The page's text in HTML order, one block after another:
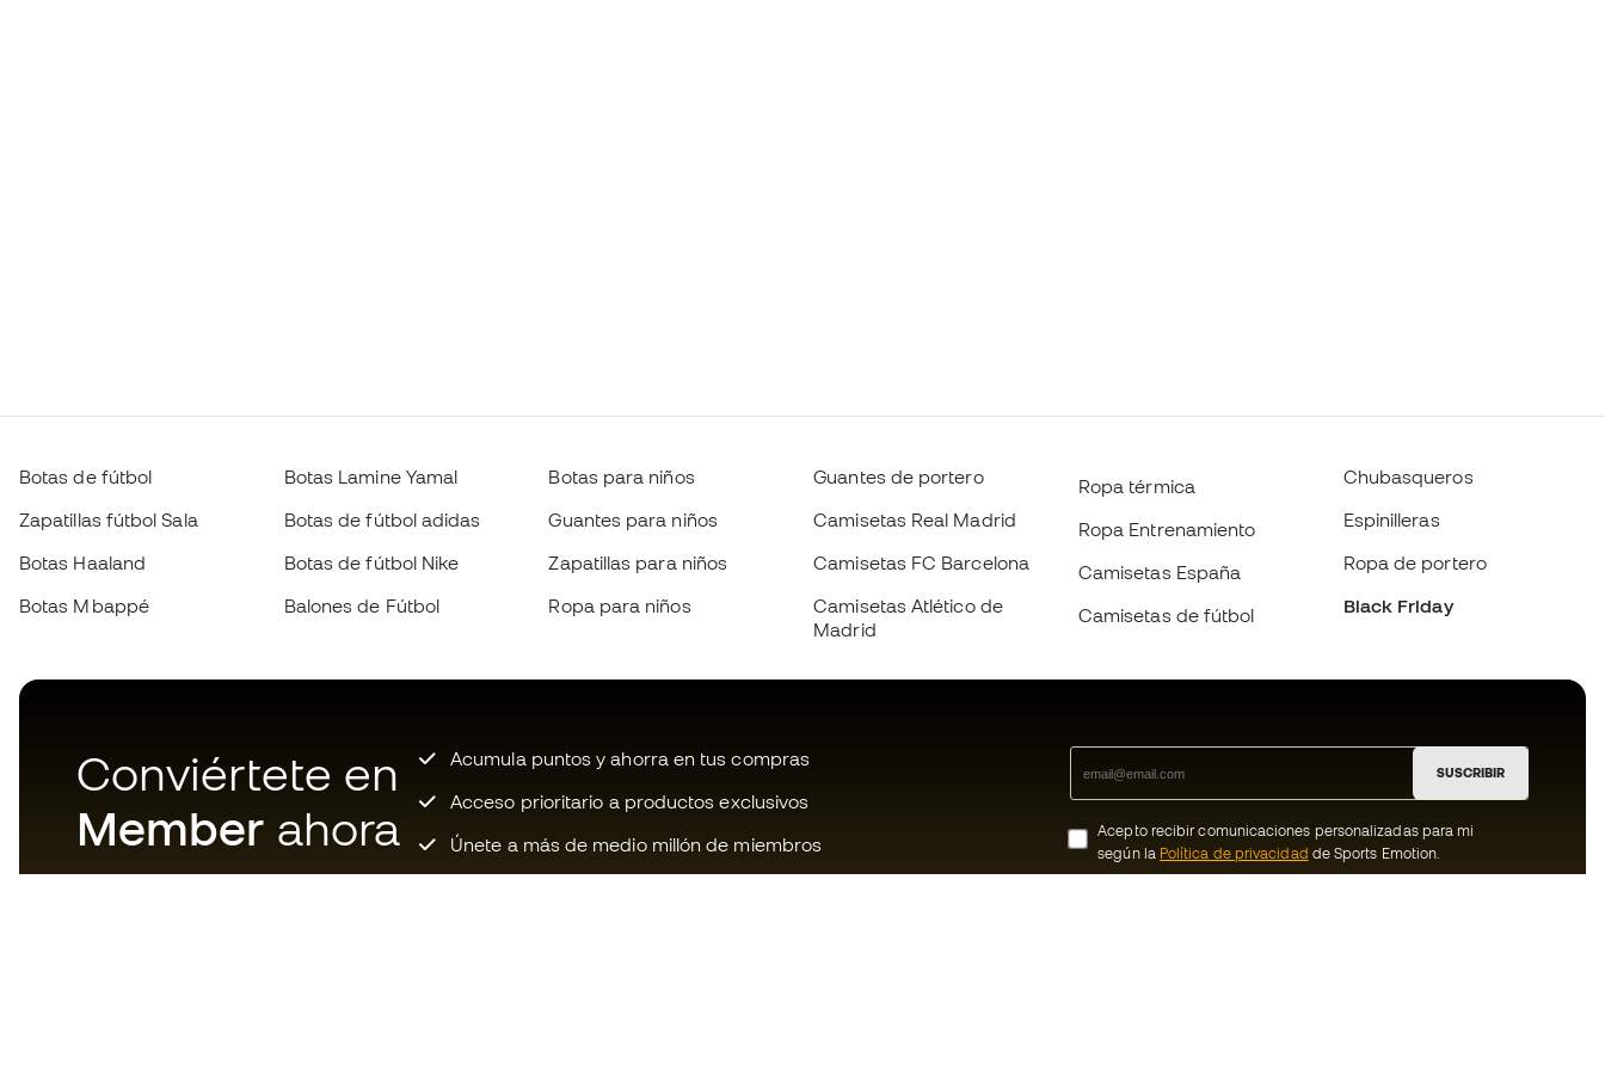
Botas de fútbol
Zapatillas fútbol Sala
Botas Haaland
Botas Mbappé
Botas Lamine Yamal
Botas de fútbol adidas
Botas de fútbol Nike
Balones de Fútbol
Botas para niños
Guantes para niños
Zapatillas para niños
Ropa para niños
Guantes de portero
Camisetas Real Madrid
Camisetas FC Barcelona
Camisetas Atlético de
Madrid
Ropa térmica
Ropa Entrenamiento
Camisetas España
Camisetas de fútbol
Chubasqueros
Espinilleras
Ropa de portero
Black Friday
Conviértete en
Member ahora
Acumula puntos y ahorra en tus compras
Acceso prioritario a productos exclusivos
Únete a más de medio millón de miembros
SUSCRIBIR
Acepto recibir comunicaciones personalizadas para mi
según la Política de privacidad de Sports Emotion.